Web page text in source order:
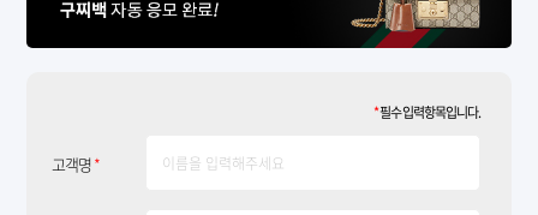
*필수 입력항목입니다.
고객명*